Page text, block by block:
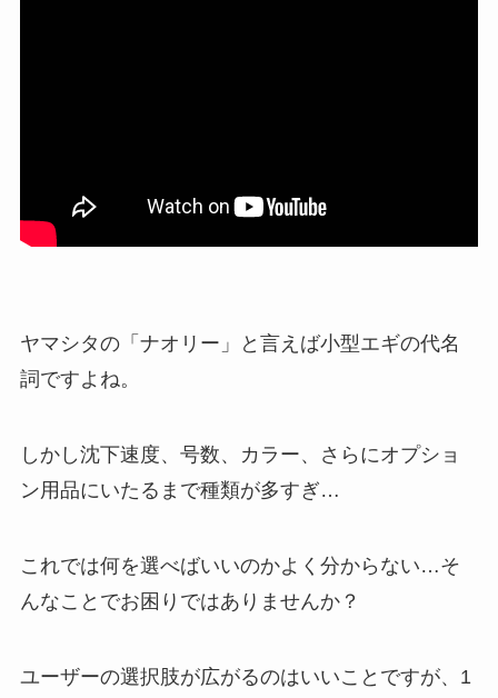
ヤマシタの「ナオリー」と言えば小型エギの代名
詞ですよね。
しかし沈下速度、号数、カラー、さらにオプショ
ン用品にいたるまで種類が多すぎ…
これでは何を選べばいいのかよく分からない…そ
んなことでお困りではありませんか？
ユーザーの選択肢が広がるのはいいことですが、1